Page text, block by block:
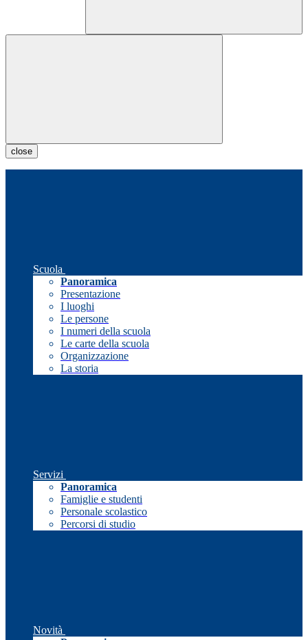
close
Scuola
Panoramica
Presentazione
I luoghi
Le persone
I numeri della scuola
Le carte della scuola
Organizzazione
La storia
Servizi
Panoramica
Famiglie e studenti
Personale scolastico
Percorsi di studio
Novità